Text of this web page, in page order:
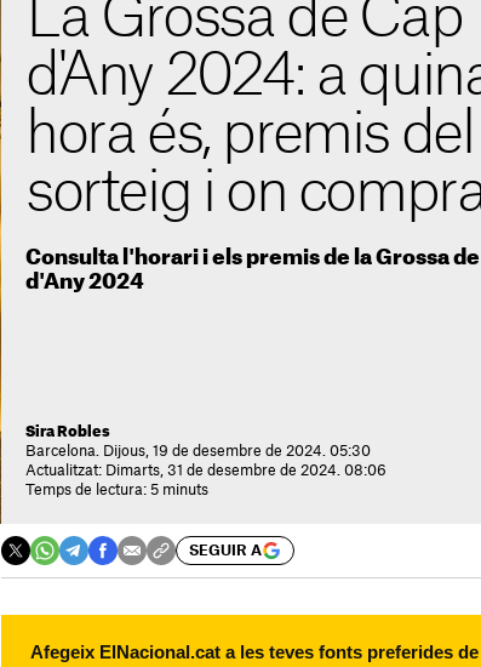
La Grossa de Cap
d'Any 2024: a
hora és, premis del
sorteig i on
Consulta l'horari i els premis de la Grossa de
d'Any 2024
Sira Robles
Barcelona. Dijous, 19 de desembre de 2024. 05:30
Actualitzat: Dimarts, 31 de desembre de 2024. 08:06
Temps de lectura: 5 minuts
SEGUIR A
Afegeix ElNacional.cat a les teves fonts preferides